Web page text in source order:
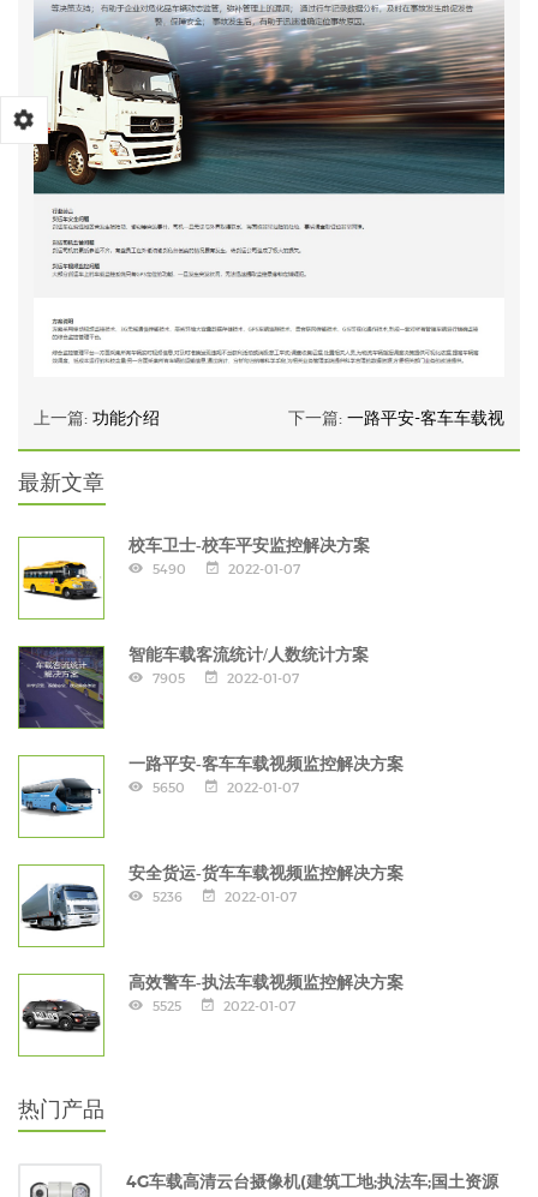
上一篇: 功能介绍 下一篇: 一路平安-客车车载视
最新文章
校车卫士-校车平安监控解决方案
5490 2022-01-07
智能车载客流统计/人数统计方案
7905 2022-01-07
一路平安-客车车载视频监控解决方案
5650 2022-01-07
安全货运-货车车载视频监控解决方案
5236 2022-01-07
高效警车-执法车载视频监控解决方案
5525 2022-01-07
热门产品
4G车载高清云台摄像机(建筑工地;执法车;国土资源